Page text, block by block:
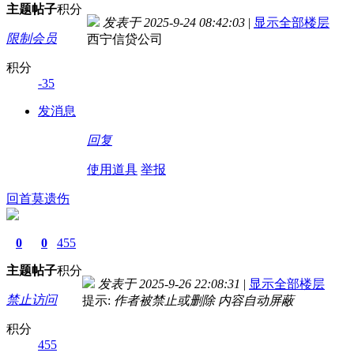
主题帖子积分
限制会员
积分
-35
发消息
发表于 2025-9-24 08:42:03 | 显示全部楼层
西宁信贷公司
回复
使用道具 举报
回首莫遗伤
0
主题
0
帖子
455
积分
禁止访问
积分
455
发表于 2025-9-26 22:08:31 | 显示全部楼层
提示: 作者被禁止或删除 内容自动屏蔽